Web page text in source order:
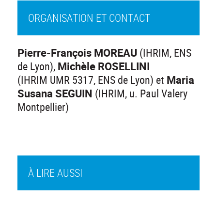
À LIRE AUSSI
ORGANISATION ET CONTACT
Pierre-François MOREAU (IHRIM, ENS
de Lyon), Michèle ROSELLINI
(IHRIM UMR 5317, ENS de Lyon) et Maria
Susana SEGUIN (IHRIM, u. Paul Valery
Montpellier)